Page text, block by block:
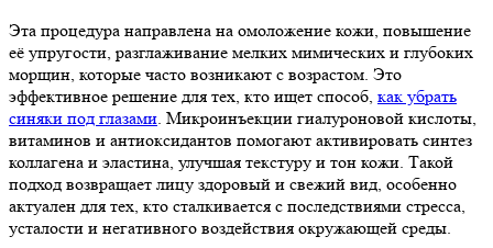
Эта процедура направлена на омоложение кожи, повышение
её упругости, разглаживание мелких мимических и глубоких
морщин, которые часто возникают с возрастом. Это
эффективное решение для тех, кто ищет способ, как убрать
синяки под глазами. Микроинъекции гиалуроновой кислоты,
витаминов и антиоксидантов помогают активировать синтез
коллагена и эластина, улучшая текстуру и тон кожи. Такой
подход возвращает лицу здоровый и свежий вид, особенно
актуален для тех, кто сталкивается с последствиями стресса,
усталости и негативного воздействия окружающей среды.